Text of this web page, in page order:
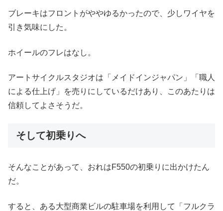
ブレーキはフロントがややゆるかったので、少しワイヤを
引き気味にした。
ホイールのフレはなし。
アートサイクルスタジオは「メイドインジャパン」「職人
による仕上げ」を売りにしているだけあり、このあたりは
信頼してよさそうだ。
そして初乗りへ
そんなことがあって、おれはF550の初乗りに出かけたん
だ。
すると、ある大型商業ビルの駐車場を利用して「フルクラ